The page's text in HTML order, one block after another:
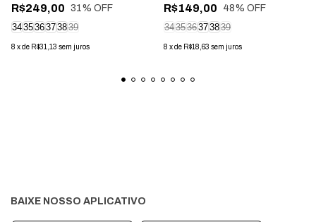
R$249,00 31 % OFF
343536373839
8 xde R$31,13 sem juros
R$149,00 48% OFF
343536373839
8 xde R$18,63 sem juros
BAIXE NOSSO APLICATIVO